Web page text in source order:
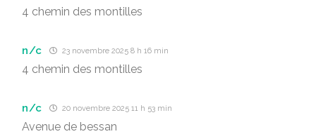
4 chemin des montilles
n/c 23 novembre 2025 8 h 16 min
4 chemin des montilles
n/c 20 novembre 2025 11 h 53 min
Avenue de bessan